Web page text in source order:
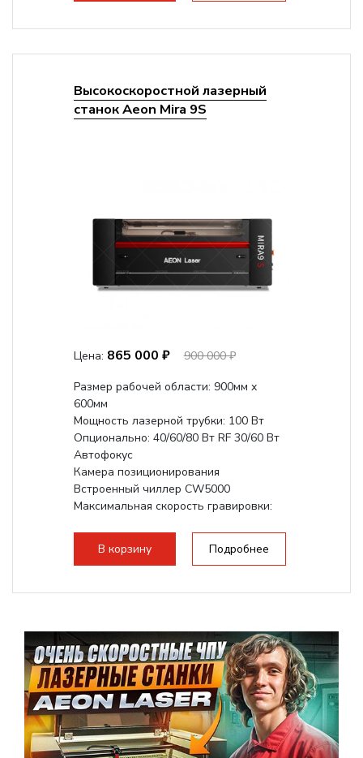
Высокоскоростной лазерный
станок Aeon Mira 9S
Цена: 865 000 ₽
900 000 ₽
Размер рабочей области: 900мм х
600мм
Мощность лазерной трубки: 100 Вт
Опционально: 40/60/80 Вт RF 30/60 Вт
Автофокус
Камера позиционирования
Встроенный чиллер CW5000
Максимальная скорость гравировки:
В корзину Подробнее